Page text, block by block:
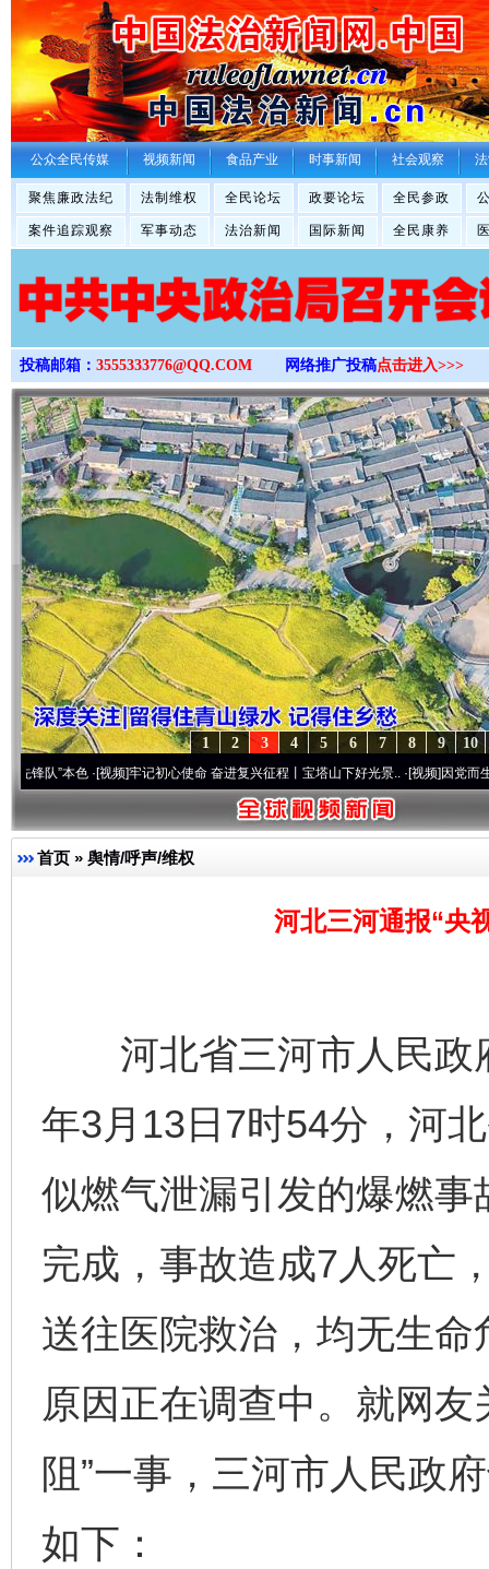
>
公众全民传媒 视频新闻 食品产业 时事新闻 社会观察
聚焦廉政法纪 法制维权 全民论坛 政要论坛 全民参政
案件追踪观察 军事动态 法治新闻 国际新闻 全民康养
投稿邮箱： 3555333776@QQ.COM 网络推广投稿点击进入>>>
10
9
8
7
6
5
4
3
2
1
·[视频]牢记初心使命 奋进复兴征程丨宝塔山下好光景..·[视频]因党而生 为党而战
首页 » 舆情/呼声/维权
河北三河通报“央
河北省三河市人民政
年3月13日7时54分，河
似燃气泄漏引发的爆燃
完成，事故造成7人死亡
送往医院救治，均无生
原因正在调查中。就网
阻”一事，三河市人民政
如下：